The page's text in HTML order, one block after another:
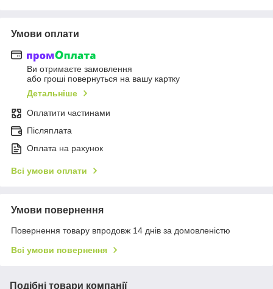
Умови оплати
Ви отримаєте замовлення
або гроші повернуться на вашу картку
Детальніше
Оплатити частинами
Післяплата
Оплата на рахунок
Всі умови оплати
Умови повернення
Повернення товару впродовж 14 днів за домовленістю
Всі умови повернення
Подібні товари компанії